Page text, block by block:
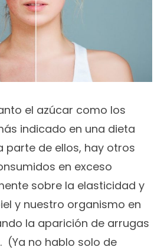
el azúcar como los
indicado en una dieta
parte de ellos, hay otros
en exceso
sobre la elasticidad y
y nuestro organismo en
la aparición de arrugas
(Ya no hablo solo de